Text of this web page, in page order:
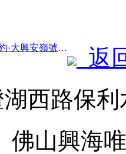
前一篇：“呼倫貝爾森林之約·大興安嶺號--星光列車·天翼之旅”旅游專列首發
返
西路保
佛山興